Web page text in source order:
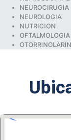
NEUROCIRUGIA
NEUROLOGIA
NUTRICION
OFTALMOLOGIA